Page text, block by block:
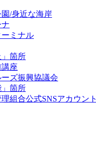
/身近な海岸
ミナル
」箇所
座
ズ振興協議会
」箇所
組合公式SNSアカウント